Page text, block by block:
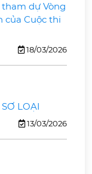
dự Vòng
của Cuộc thi
18/03/2026
LOẠI
13/03/2026